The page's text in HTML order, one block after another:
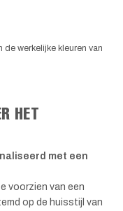
de werkelijke kleuren van
HET
met een
voorzien van een
op de huisstijl van